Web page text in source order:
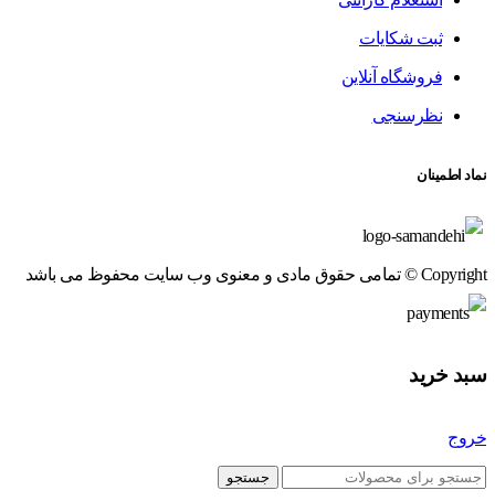
ثبت شکایات
فروشگاه آنلاین
نظرسنجی
نماد اطمینان
Copyright © تمامی حقوق مادی و معنوی وب سایت محفوظ می باشد
سبد خرید
خروج
جستجو